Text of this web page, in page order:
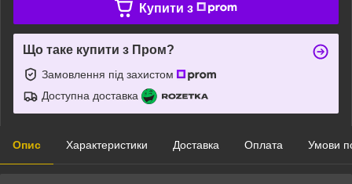
Купити з
Що таке купити з Пром?
Замовлення під захистом
Доступна доставка
Опис Характеристики Доставка Оплата Умови